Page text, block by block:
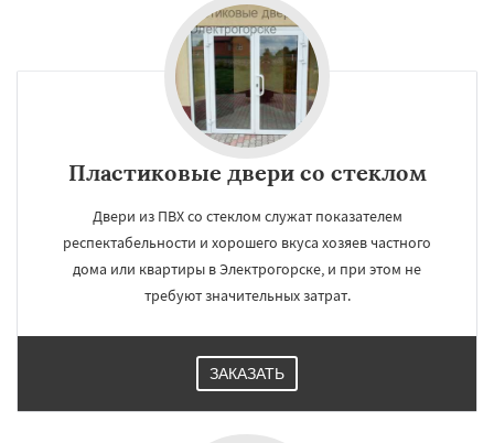
Пластиковые двери со стеклом
Двери из ПВХ со стеклом служат показателем
респектабельности и хорошего вкуса хозяев частного
дома или квартиры в Электрогорске, и при этом не
требуют значительных затрат.
ЗАКАЗАТЬ